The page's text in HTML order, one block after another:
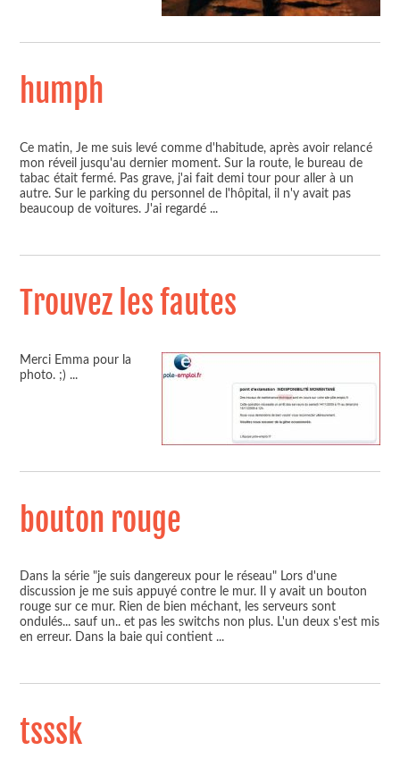
humph
Ce matin, Je me suis levé comme d'habitude, après avoir relancé
mon réveil jusqu'au dernier moment. Sur la route, le bureau de
tabac était fermé. Pas grave, j'ai fait demi tour pour aller à un
autre. Sur le parking du personnel de l'hôpital, il n'y avait pas
beaucoup de voitures. J'ai regardé ...
Trouvez les fautes
Merci Emma pour la
photo. ;) ...
bouton rouge
Dans la série "je suis dangereux pour le réseau" Lors d'une
discussion je me suis appuyé contre le mur. Il y avait un bouton
rouge sur ce mur. Rien de bien méchant, les serveurs sont
ondulés... sauf un.. et pas les switchs non plus. L'un deux s'est mis
en erreur. Dans la baie qui contient ...
tsssk